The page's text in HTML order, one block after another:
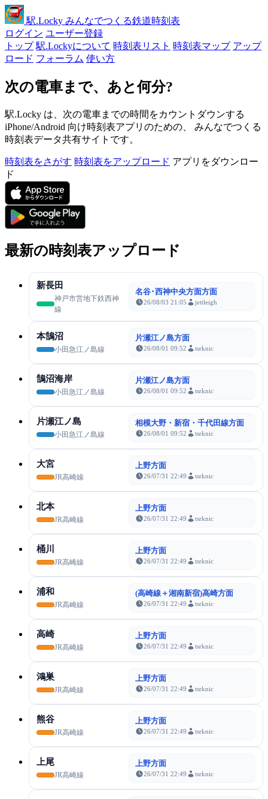
駅.Locky みんなでつくる鉄道時刻表
ログイン ユーザー登録
トップ 駅.Lockyについて 時刻表リスト 時刻表マップ アップ
ロード フォーラム 使い方
次の電車まで、あと何分?
駅.Locky は、次の電車までの時間をカウントダウンする
iPhone/Android 向け時刻表アプリのための、 みんなでつくる
時刻表データ共有サイトです。
時刻表をさがす 時刻表をアップロード アプリをダウンロー
ド
最新の時刻表アップロード
新長田
神戸市営地下鉄西神
線
名谷･西神中央方面方面
26/08/03 21:05 jettleigh
本鵠沼
小田急江ノ島線
片瀬江ノ島方面
26/08/01 09:52 tsrknic
鵠沼海岸
小田急江ノ島線
片瀬江ノ島方面
26/08/01 09:52 tsrknic
片瀬江ノ島
小田急江ノ島線
相模大野・新宿・千代田線方面
26/08/01 09:52 tsrknic
大宮
JR高崎線
上野方面
26/07/31 22:49 tsrknic
北本
JR高崎線
上野方面
26/07/31 22:49 tsrknic
桶川
JR高崎線
上野方面
26/07/31 22:49 tsrknic
浦和
JR高崎線
(高崎線＋湘南新宿)高崎方面
26/07/31 22:49 tsrknic
高崎
JR高崎線
上野方面
26/07/31 22:49 tsrknic
鴻巣
JR高崎線
上野方面
26/07/31 22:49 tsrknic
熊谷
JR高崎線
上野方面
26/07/31 22:49 tsrknic
上尾
JR高崎線
上野方面
26/07/31 22:49 tsrknic